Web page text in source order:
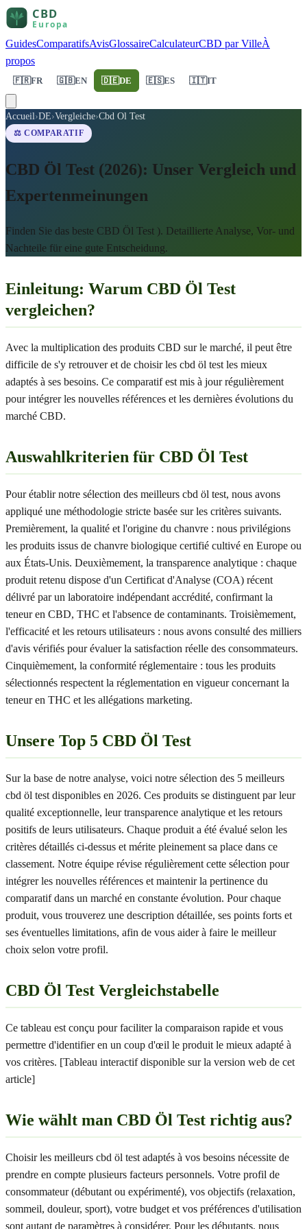
GuidesComparatifsAvisGlossaireCalculateurCBD par VilleÀ
propos
🇫🇷FR 🇬🇧EN 🇩🇪DE 🇪🇸ES 🇮🇹IT
Accueil›DE›Vergleiche›Cbd Ol Test
⚖️ COMPARATIF
CBD Öl Test (2026): Unser Vergleich und
Expertenmeinungen
Finden Sie das beste CBD Öl Test ). Detaillierte Analyse, Vor- und
Nachteile für eine gute Entscheidung.
Einleitung: Warum CBD Öl Test
vergleichen?
Avec la multiplication des produits CBD sur le marché, il peut être
difficile de s'y retrouver et de choisir les cbd öl test les mieux
adaptés à ses besoins. Ce comparatif est mis à jour régulièrement
pour intégrer les nouvelles références et les dernières évolutions du
marché CBD.
Auswahlkriterien für CBD Öl Test
Pour établir notre sélection des meilleurs cbd öl test, nous avons
appliqué une méthodologie stricte basée sur les critères suivants.
Premièrement, la qualité et l'origine du chanvre : nous privilégions
les produits issus de chanvre biologique certifié cultivé en Europe ou
aux États-Unis. Deuxièmement, la transparence analytique : chaque
produit retenu dispose d'un Certificat d'Analyse (COA) récent
délivré par un laboratoire indépendant accrédité, confirmant la
teneur en CBD, THC et l'absence de contaminants. Troisièmement,
l'efficacité et les retours utilisateurs : nous avons consulté des milliers
d'avis vérifiés pour évaluer la satisfaction réelle des consommateurs.
Cinquièmement, la conformité réglementaire : tous les produits
sélectionnés respectent la réglementation en vigueur concernant la
teneur en THC et les allégations marketing.
Unsere Top 5 CBD Öl Test
Sur la base de notre analyse, voici notre sélection des 5 meilleurs
cbd öl test disponibles en 2026. Ces produits se distinguent par leur
qualité exceptionnelle, leur transparence analytique et les retours
positifs de leurs utilisateurs. Chaque produit a été évalué selon les
critères détaillés ci-dessus et mérite pleinement sa place dans ce
classement. Notre équipe révise régulièrement cette sélection pour
intégrer les nouvelles références et maintenir la pertinence du
comparatif dans un marché en constante évolution. Pour chaque
produit, vous trouverez une description détaillée, ses points forts et
ses éventuelles limitations, afin de vous aider à faire le meilleur
choix selon votre profil.
CBD Öl Test Vergleichstabelle
Ce tableau est conçu pour faciliter la comparaison rapide et vous
permettre d'identifier en un coup d'œil le produit le mieux adapté à
vos critères. [Tableau interactif disponible sur la version web de cet
article]
Wie wählt man CBD Öl Test richtig aus?
Choisir les meilleurs cbd öl test adaptés à vos besoins nécessite de
prendre en compte plusieurs facteurs personnels. Votre profil de
consommateur (débutant ou expérimenté), vos objectifs (relaxation,
sommeil, douleur, sport), votre budget et vos préférences d'utilisation
sont autant de paramètres à considérer. Pour les débutants, nous